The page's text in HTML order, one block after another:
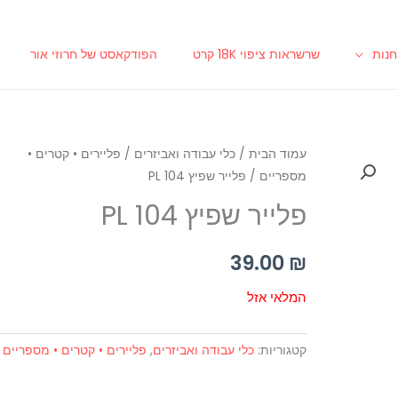
שרשראות ציפוי 18K קרט הפודקאסט של חרוזי אור
עמוד הבית/ כלי עבודה ואביזרים / פליירים • קטרים •
מספריים / פלייר שפיץ PL 104
פלייר שפיץ PL 104
39.00 ₪
המלאי אזל
קטגוריות: כלי עבודה ואביזרים, פליירים • קטרים • מספריים